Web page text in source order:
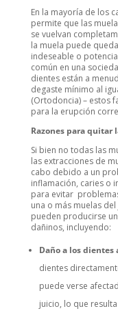
En la mayoría de los
permite que las
se vuelvan
la muela puede
indeseable o
común en una
dientes están a
degaste mínimo al
(Ortodoncia) – estos
para la erupción
Razones para quitar
Si bien no todas las
las extracciones de
cabo debido a un
inflamación, caries o
para evitar
una o más muelas
pueden producirse
dañinos, incluyendo:
Daño a los dientes
dientes
puede verse
juicio, lo que